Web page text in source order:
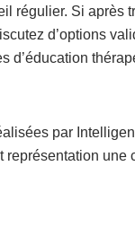
régulier. Si après
d’options
d’éducation
par
représentation une